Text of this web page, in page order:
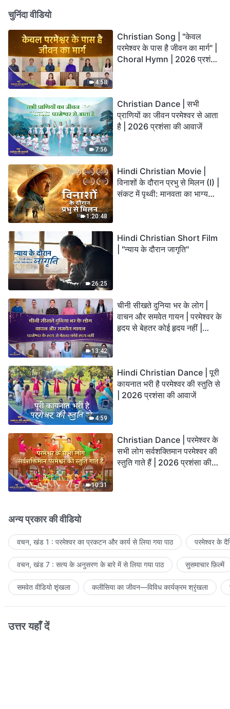
चुनिंदा वीडियो
4:58
Christian Song | "केवल
परमेश्वर के पास है जीवन का मार्ग" |
Choral Hymn | 2026 प्रशंसा
7:56
Christian Dance | सभी
प्राणियों का जीवन परमेश्वर से आता
है | 2026 प्रशंसा की आवाजें
1:20:48
Hindi Christian Movie |
विनाशों के दौरान प्रभु से मिलन (I) |
संकट में पृथ्वी: मानवता का भाग्य
26:25
Hindi Christian Short Film
| "न्याय के दौरान जागृति"
13:42
चीनी सीखते दुनिया भर के लोग |
वाचन और समवेत गायन | परमेश्वर के
हृदय से बेहतर कोई हृदय नहीं |
4:59
Hindi Christian Dance | पूरी
कायनात भरी है परमेश्वर की स्तुति से
| 2026 प्रशंसा की आवाजें
10:31
Christian Dance | परमेश्वर के
सभी लोग सर्वशक्तिमान परमेश्वर की
स्तुति गाते हैं | 2026 प्रशंसा की
अन्य प्रकार की वीडियो
वचन, खंड 1 : परमेश्वर का प्रकटन और कार्य से लिया गया पाठ परमेश्वर के
वचन, खंड 7 : सत्य के अनुसरण के बारे में से लिया गया पाठ सुसमाचार फ़िल्में
समवेत वीडियो शृंखला कलीसिया का जीवन—विविध कार्यक्रम श्रृंखला
उत्तर यहाँ दें